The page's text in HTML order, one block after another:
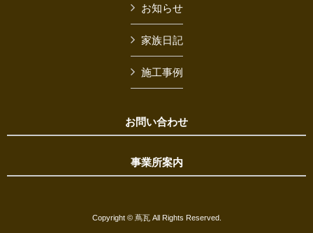
お知らせ
家族日記
施工事例
お問い合わせ
事業所案内
Copyright © 蔦瓦 All Rights Reserved.